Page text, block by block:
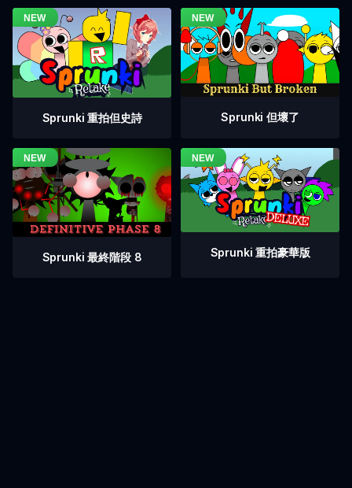
Sprunki 重拍但史詩 Sprunki 但壞了
Sprunki 最終階段 8 Sprunki 重拍豪華版